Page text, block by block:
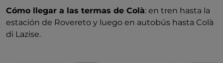
Cómo llegar a las termas de Colà: en tren hasta la
estación de Rovereto y luego en autobús hasta Colà
di Lazise.